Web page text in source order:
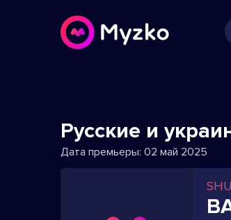
Русские и
Дата премьеры: 02 май 2025